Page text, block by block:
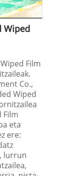
Wiped
Film
Co.,
Wiped
Film
eta
ere:
lurrun